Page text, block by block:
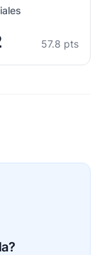
57.8 pts